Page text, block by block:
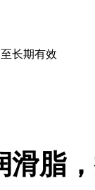
长期有效
滑脂 ，